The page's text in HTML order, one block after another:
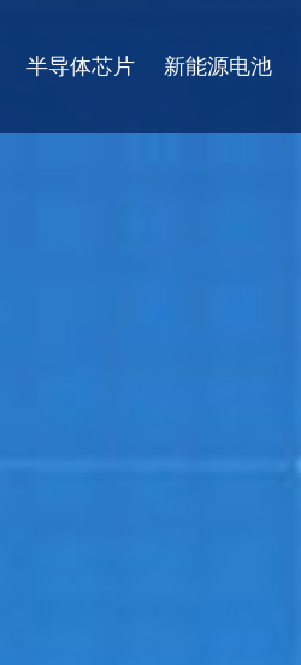
半导体芯片 新能源电池